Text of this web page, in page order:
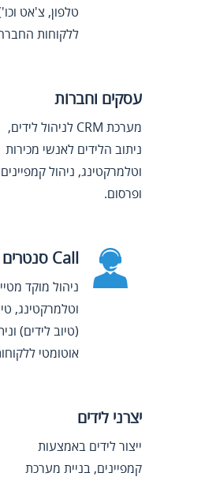
טלפון, צ'אט
ללקוחות
עסקים וחברות
מערכת CRM לניהול לידים,
ניתוב הלידים לאנשי מכירות
וטלמרקטינג, ניהול
ופרסום.
Call סנטרים
ניהול מוקד
וטלמרקטינג,
(טיוב לידים)
אוטומטי
יצרני לידים
ייצור לידים באמצעות
קמפיינים, בניית מערכת